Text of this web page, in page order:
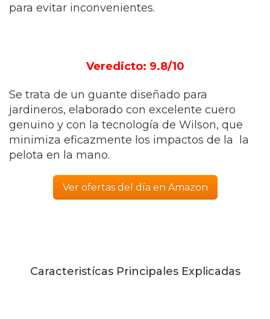
para evitar inconvenientes.
Veredicto: 9.8/10
Se trata de un guante diseñado para
jardineros, elaborado con excelente cuero
genuino y con la tecnología de Wilson, que
minimiza eficazmente los impactos de la la
pelota en la mano.
Ver ofertas del día en Amazon
Caracteristícas Principales Explicadas